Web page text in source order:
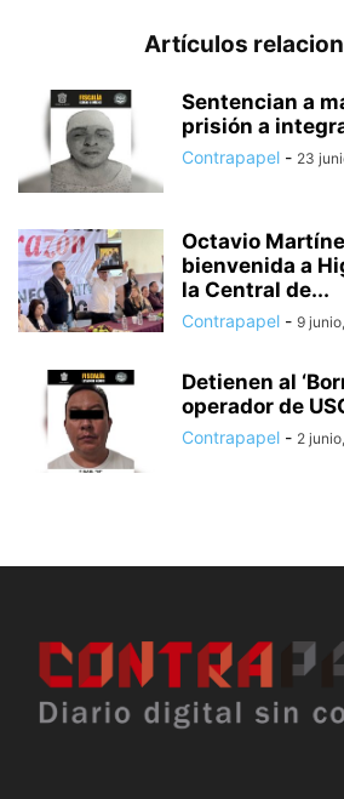
Artículos
Sentencian a
prisión a
Contrapapel - 23
Octavio
bienvenida a
la Central de...
Contrapapel - 9
Detienen al
operador de
Contrapapel - 2